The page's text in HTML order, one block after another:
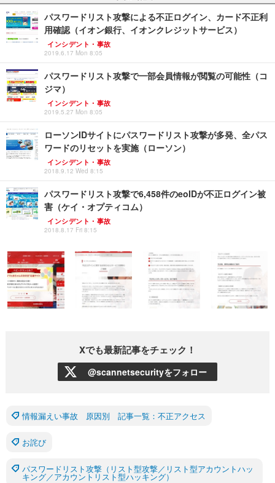
パスワードリスト攻撃による不正ログイン、カード不正利
用確認（イオン銀行、イオンクレジットサービス）
インシデント・事故
2019.6.17 Mon 8:05
パスワードリスト攻撃で一部会員情報が閲覧の可能性（コ
ジマ）
インシデント・事故
2019.5.27 Mon 8:05
ローソンIDサイトにパスワードリスト攻撃が多発、全パス
ワードのリセットを実施（ローソン）
インシデント・事故
2018.9.12 Wed 8:15
パスワードリスト攻撃で6,458件のeoIDが不正ログイン被
害（ケイ・オプティコム）
インシデント・事故
2018.8.17 Fri 8:15
Xでも最新記事をチェック！
@scannetsecurityをフォロー
情報漏えい事故 原因別 記事一覧：不正アクセス
お詫び
パスワードリスト攻撃（リスト型攻撃／リスト型アカウントハッ
キング／アカウントリスト型ハッキング）